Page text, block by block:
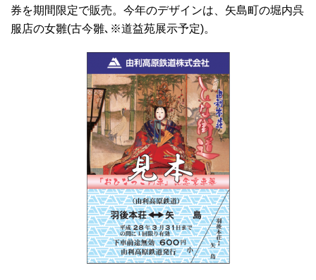
券を期間限定で販売。今年のデザインは、矢島町の堀内呉
服店の女雛(古今雛､※道益苑展示予定)。